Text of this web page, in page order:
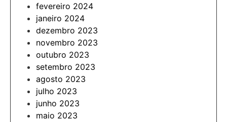
fevereiro 2024
janeiro 2024
dezembro 2023
novembro 2023
outubro 2023
setembro 2023
agosto 2023
julho 2023
junho 2023
maio 2023